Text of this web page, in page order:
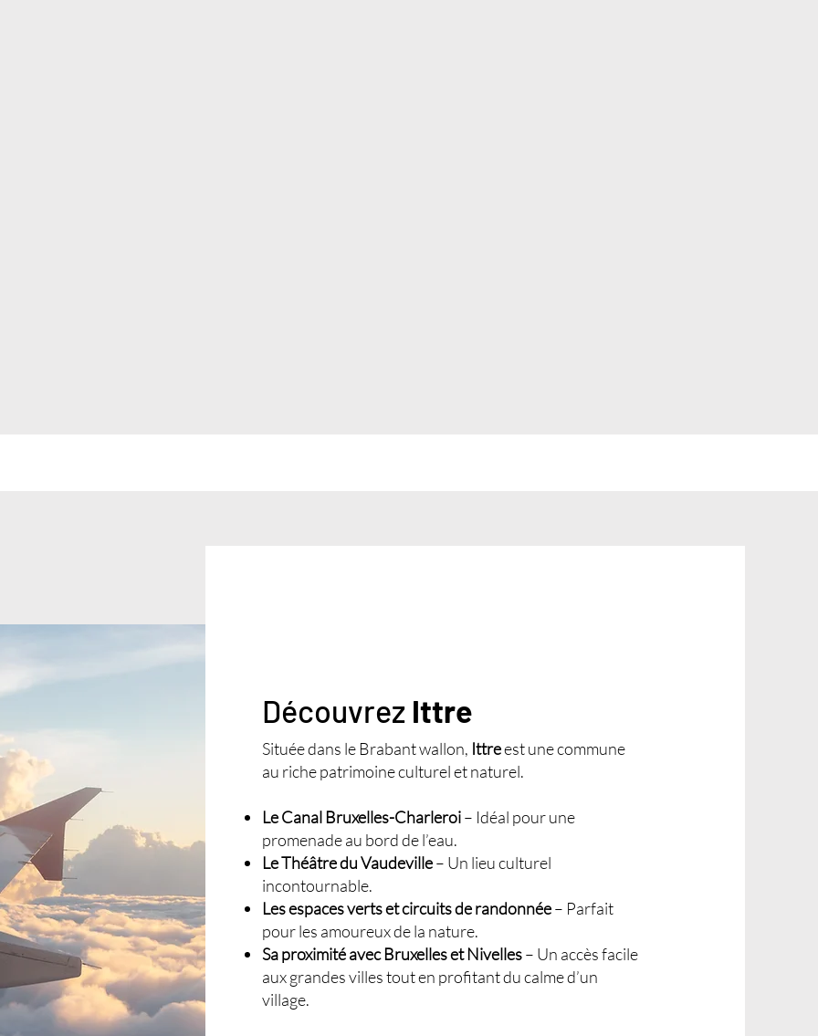
Découvrez Ittre
Située dans le Brabant wallon, Ittreest une commune
au riche patrimoine culturel et naturel.
Le Canal Bruxelles-Charleroi– Idéal pour une
promenade au bord de l’eau.
Le Théâtre du Vaudeville– Un lieu culturel
incontournable.
Les espaces verts et circuits de randonnée– Parfait
pour les amoureux de la nature.
Sa proximité avec Bruxelles et Nivelles– Un accès facile
aux grandes villes tout en profitant du calme d’un
village.